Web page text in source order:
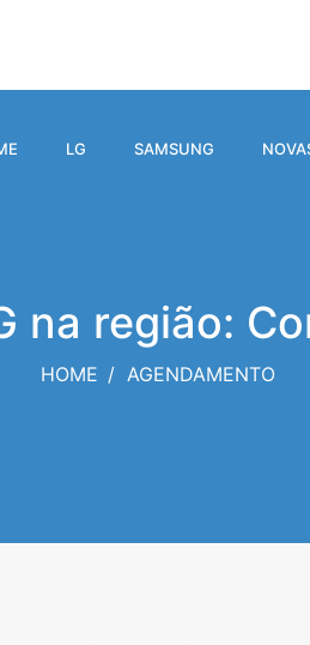
LG SAMSUNG
na região:
HOME AGENDAMENTO